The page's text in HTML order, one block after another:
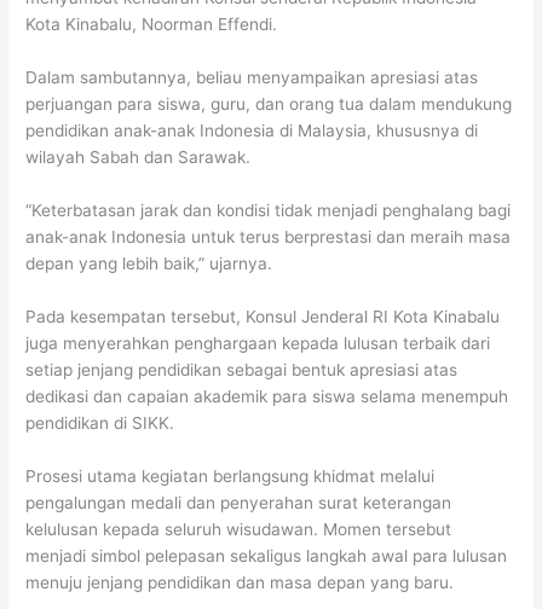
Kota Kinabalu, Noorman Effendi.
Dalam sambutannya, beliau menyampaikan apresiasi atas
perjuangan para siswa, guru, dan orang tua dalam mendukung
pendidikan anak-anak Indonesia di Malaysia, khususnya di
wilayah Sabah dan Sarawak.
“Keterbatasan jarak dan kondisi tidak menjadi penghalang bagi
anak-anak Indonesia untuk terus berprestasi dan meraih masa
depan yang lebih baik,” ujarnya.
Pada kesempatan tersebut, Konsul Jenderal RI Kota Kinabalu
juga menyerahkan penghargaan kepada lulusan terbaik dari
setiap jenjang pendidikan sebagai bentuk apresiasi atas
dedikasi dan capaian akademik para siswa selama menempuh
pendidikan di SIKK.
Prosesi utama kegiatan berlangsung khidmat melalui
pengalungan medali dan penyerahan surat keterangan
kelulusan kepada seluruh wisudawan. Momen tersebut
menjadi simbol pelepasan sekaligus langkah awal para lulusan
menuju jenjang pendidikan dan masa depan yang baru.